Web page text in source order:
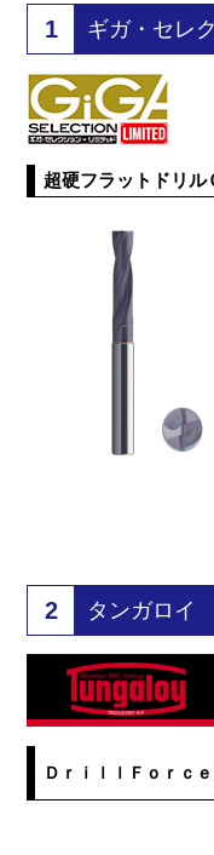
1 ギガ・セレ
超硬フラットドリ
2 タンガロイ
ＤｒｉｌｌＦｏｒｃ